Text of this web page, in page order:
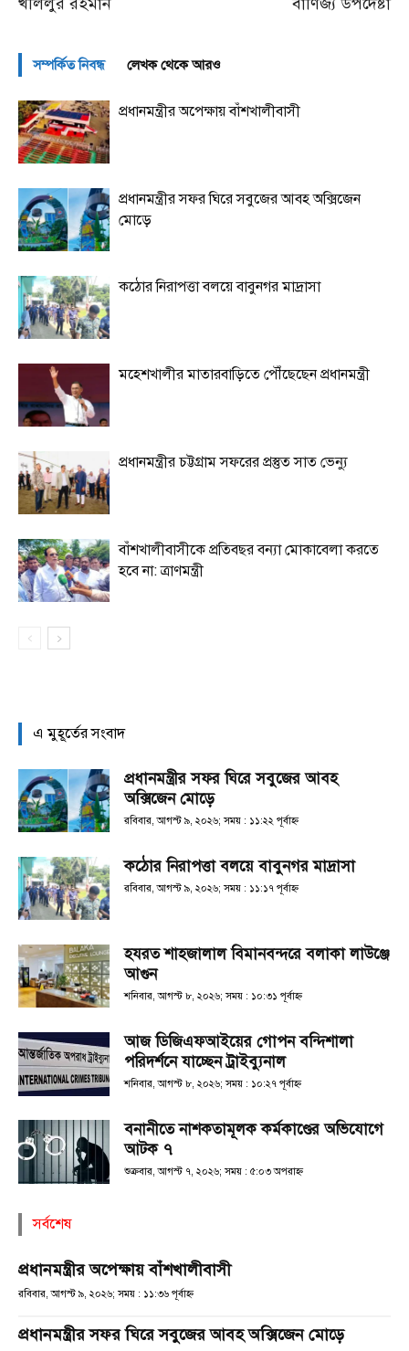
সম্পর্কিত নিবন্ধ লেখক থেকে আরও
প্রধানমন্ত্রীর অপেক্ষায় বাঁশখালীবাসী
প্রধানমন্ত্রীর সফর ঘিরে সবুজের আবহ অক্সিজেন
মোড়ে
কঠোর নিরাপত্তা বলয়ে বাবুনগর মাদ্রাসা
মহেশখালীর মাতারবাড়িতে পৌঁছেছেন প্রধানমন্ত্রী
প্রধানমন্ত্রীর চট্টগ্রাম সফরের প্রস্তুত সাত ভেন্যু
বাঁশখালীবাসীকে প্রতিবছর বন্যা মোকাবেলা করতে
হবে না: ত্রাণমন্ত্রী
এ মুহূর্তের সংবাদ
প্রধানমন্ত্রীর সফর ঘিরে সবুজের আবহ
অক্সিজেন মোড়ে
রবিবার, আগস্ট ৯, ২০২৬; সময় : ১১:২২ পূর্বাহ্ণ
কঠোর নিরাপত্তা বলয়ে বাবুনগর মাদ্রাসা
রবিবার, আগস্ট ৯, ২০২৬; সময় : ১১:১৭ পূর্বাহ্ণ
হযরত শাহজালাল বিমানবন্দরে বলাকা লাউঞ্জে
আগুন
শনিবার, আগস্ট ৮, ২০২৬; সময় : ১০:৩১ পূর্বাহ্ণ
আজ ডিজিএফআইয়ের গোপন বন্দিশালা
পরিদর্শনে যাচ্ছেন ট্রাইব্যুনাল
শনিবার, আগস্ট ৮, ২০২৬; সময় : ১০:২৭ পূর্বাহ্ণ
বনানীতে নাশকতামূলক কর্মকাণ্ডের অভিযোগে
আটক ৭
শুক্রবার, আগস্ট ৭, ২০২৬; সময় : ৫:০৩ অপরাহ্ণ
সর্বশেষ
প্রধানমন্ত্রীর অপেক্ষায় বাঁশখালীবাসী
রবিবার, আগস্ট ৯, ২০২৬; সময় : ১১:৩৬ পূর্বাহ্ণ
প্রধানমন্ত্রীর সফর ঘিরে সবুজের আবহ অক্সিজেন মোড়ে